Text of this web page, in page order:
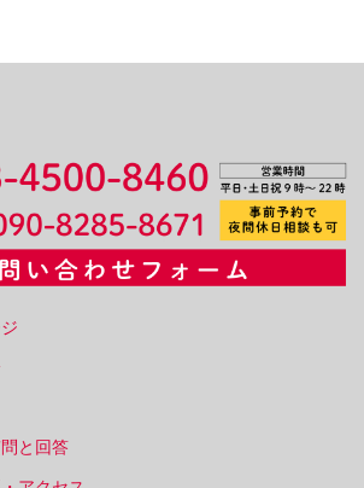
と回答